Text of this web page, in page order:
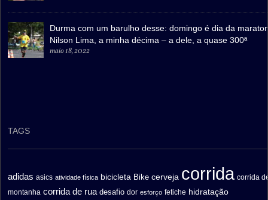
Durma com um barulho desse: domingo é dia da
Nilson Lima, a minha décima – a dele, a quase 300ª
maio 18, 2022
TAGS
adidas asics atividade física bicicleta Bike cerveja corrida corrida
montanha corrida de rua desafio dor esforço fetiche hidratação